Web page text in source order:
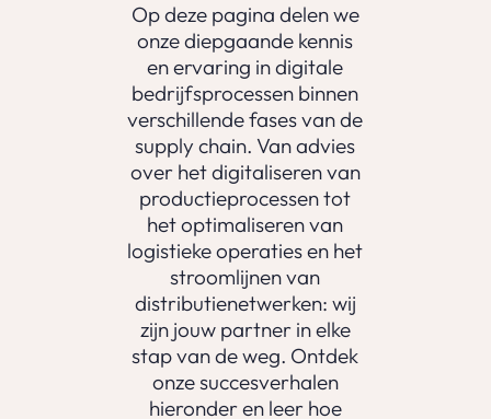
Op deze pagina delen we
onze diepgaande kennis
en ervaring in digitale
bedrijfsprocessen binnen
verschillende fases van de
supply chain. Van advies
over het digitaliseren van
productieprocessen tot
het optimaliseren van
logistieke operaties en het
stroomlijnen van
distributienetwerken: wij
zijn jouw partner in elke
stap van de weg. Ontdek
onze succesverhalen
hieronder en leer hoe